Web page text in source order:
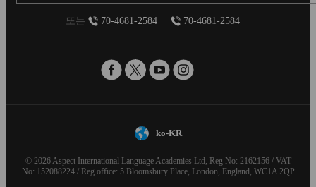
또는 70-4681-2584 70-4681-2584
ko-KR
© 2026 Aspect International Language Academies Ltd, Reg No: 2162156 / VAT
No: 152088224 / Reg office: 5 Bloomsbury Place, London, England, WC1A 2QP